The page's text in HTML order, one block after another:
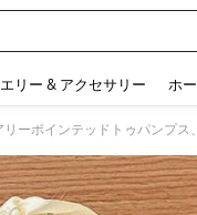
リー & アクセサリー ホ
ーポインテッドトゥパンプ